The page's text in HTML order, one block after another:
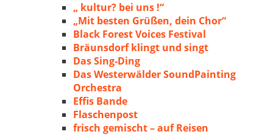
„ kultur? bei uns !“
„Mit besten Grüßen, dein Chor“
Black Forest Voices Festival
Bräunsdorf klingt und singt
Das Sing-Ding
Das Westerwälder SoundPainting
Orchestra
Effis Bande
Flaschenpost
frisch gemischt – auf Reisen